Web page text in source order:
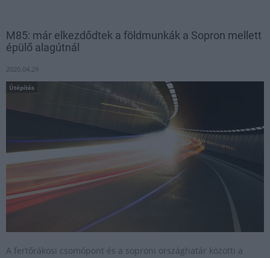
M85: már elkezdődtek a földmunkák a Sopron mellett
épülő alagútnál
2020.04.29
Útépítés
A fertőrákosi csomópont és a soproni országhatár közötti a